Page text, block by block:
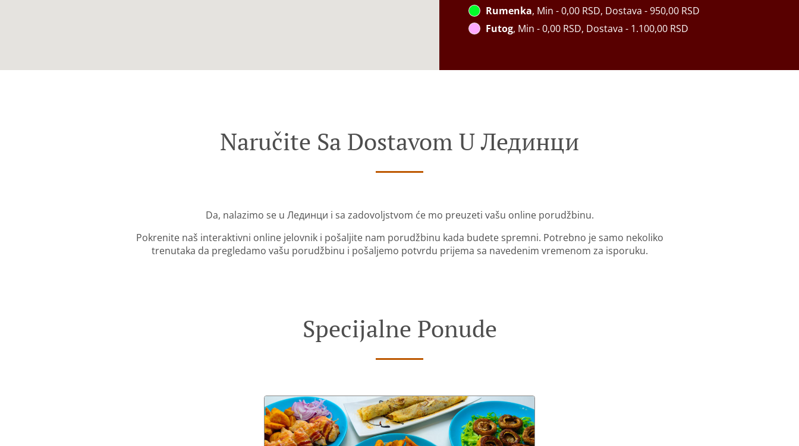
Rumenka, Min - 0,00 RSD, Dostava - 950,00 RSD
Futog, Min - 0,00 RSD, Dostava - 1.100,00 RSD
Naručite Sa Dostavom U Лединци
Da, nalazimo se u Лединци i sa zadovoljstvom će mo preuzeti vašu online porudžbinu.
Pokrenite naš interaktivni online jelovnik i pošaljite nam porudžbinu kada budete spremni. Potrebno je samo nekoliko
trenutaka da pregledamo vašu porudžbinu i pošaljemo potvrdu prijema sa navedenim vremenom za isporuku.
Specijalne Ponude